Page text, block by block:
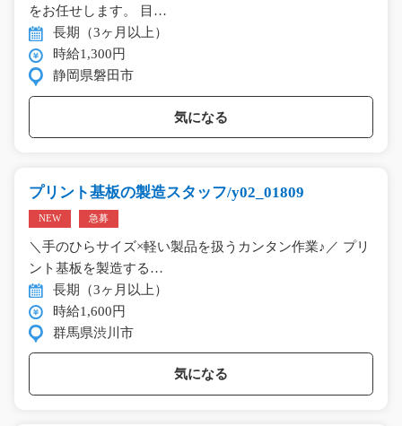
をお任せします。 目…
長期（3ヶ月以上）
時給1,300円
静岡県磐田市
気になる
プリント基板の製造スタッフ/y02_01809
NEW 急募
＼手のひらサイズ×軽い製品を扱うカンタン作業♪／ プリ
ント基板を製造する…
長期（3ヶ月以上）
時給1,600円
群馬県渋川市
気になる